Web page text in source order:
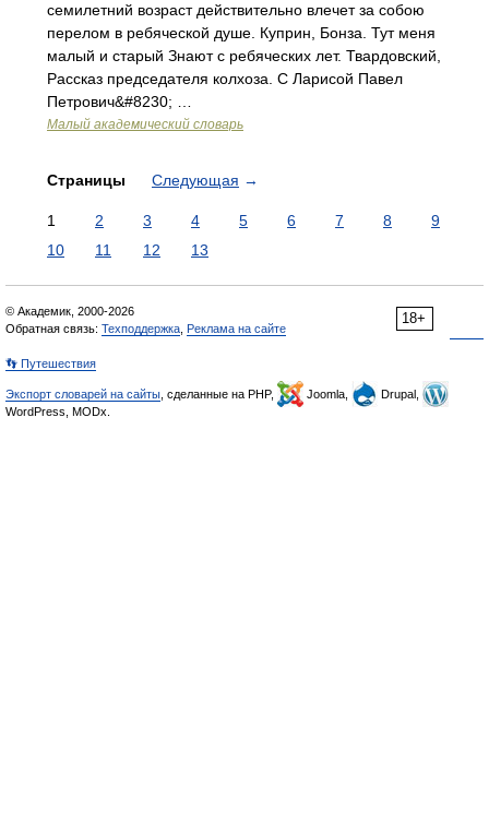
семилетний возраст действительно влечет за собою
перелом в ребяческой душе. Куприн, Бонза. Тут меня
малый и старый Знают с ребяческих лет. Твардовский,
Рассказ председателя колхоза. С Ларисой Павел
Петрович&#8230; …
Малый академический словарь
Страницы Следующая →
1 2 3 4 5 6 7 8
9
10
11 12 13
18+
© Академик, 2000-2026
Обратная связь: Техподдержка Реклама на сайте
👣 Путешествия
Экспорт словарей на сайты , сделанные на PHP, Joomla,
Drupal,
WordPress, MODx.